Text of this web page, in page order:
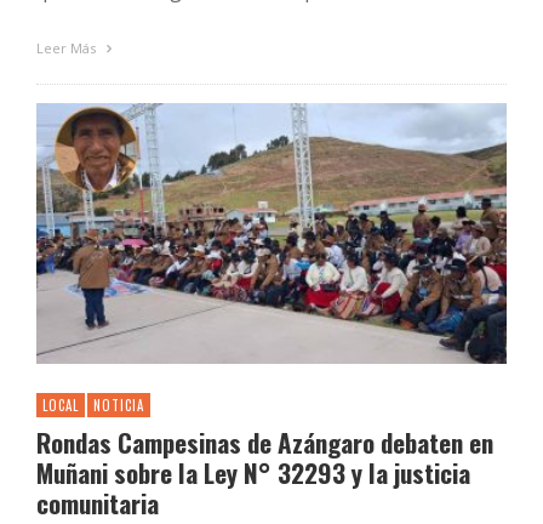
Leer Más
LOCAL NOTICIA
Rondas Campesinas de Azángaro debaten en
Muñani sobre la Ley N° 32293 y la justicia
comunitaria